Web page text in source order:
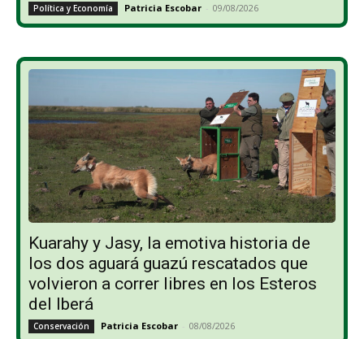
Política y Economía Patricia Escobar - 09/08/2026
Kuarahy y Jasy, la emotiva historia de
los dos aguará guazú rescatados que
volvieron a correr libres en los Esteros
del Iberá
Conservación Patricia Escobar - 08/08/2026